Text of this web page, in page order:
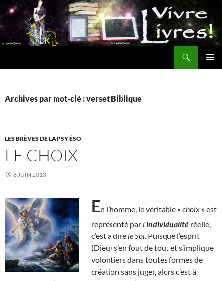
Aller
au
contenu
Archives par mot-clé : verset Biblique
LES BRÈVES DE LA PSY ÉSO
LE CHOIX
8 JUIN 2013
En l’homme, le véritable « choix » est
représenté par l’individualité réelle,
c’est à dire le Soi . Puisque l’esprit
(Dieu) s’en fout de tout et s’implique
volontiers dans toutes formes de
création sans juger, alors c’est à